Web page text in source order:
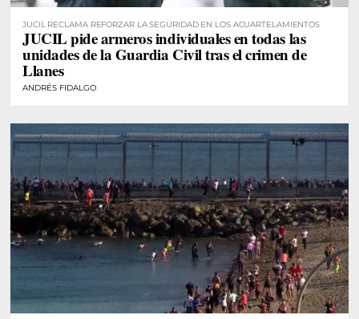
JUCIL RECLAMA REFORZAR LA SEGURIDAD EN LOS ACUARTELAMIENTOS
JUCIL pide armeros individuales en todas las
unidades de la Guardia Civil tras el crimen de
Llanes
ANDRÉS FIDALGO